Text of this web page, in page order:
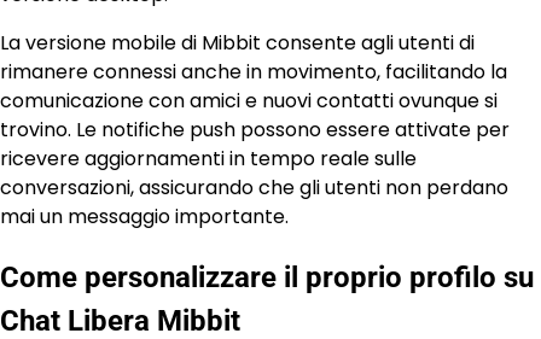
La versione mobile di Mibbit consente agli utenti di
rimanere connessi anche in movimento, facilitando la
comunicazione con amici e nuovi contatti ovunque si
trovino. Le notifiche push possono essere attivate per
ricevere aggiornamenti in tempo reale sulle
conversazioni, assicurando che gli utenti non perdano
mai un messaggio importante.
Come personalizzare il proprio profilo su
Chat Libera Mibbit